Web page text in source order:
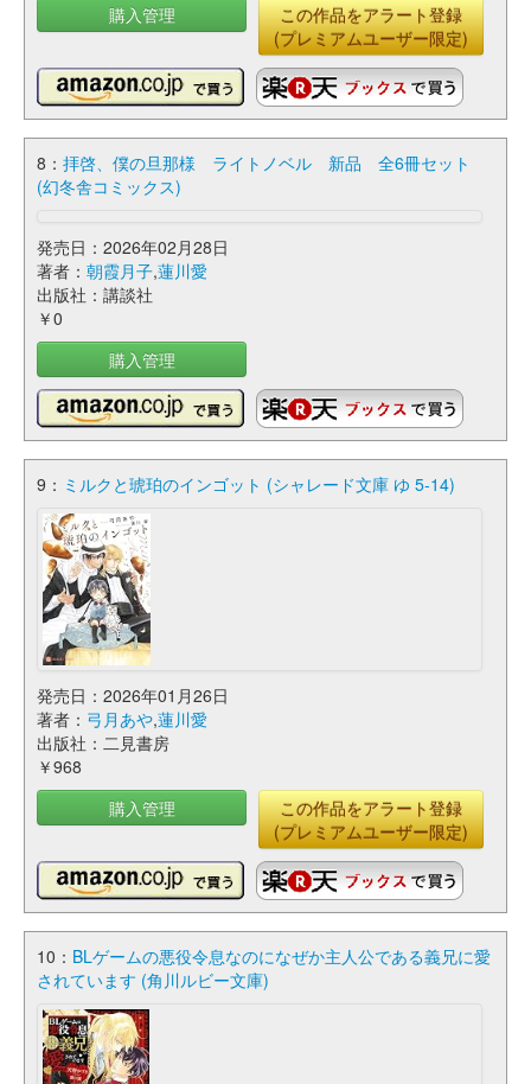
購入管理
この作品をアラート登録
(プレミアムユーザー限定)
8： 拝啓、僕の旦那様 ライトノベル 新品 全6冊セット
(幻冬舎コミックス)
発売日：2026年02月28日
著者： 朝霞月子,蓮川愛
出版社：講談社
￥0
購入管理
9： ミルクと琥珀のインゴット (シャレード文庫 ゆ 5-14)
発売日：2026年01月26日
著者： 弓月あや,蓮川愛
出版社：二見書房
￥968
購入管理
この作品をアラート登録
(プレミアムユーザー限定)
10： BLゲームの悪役令息なのになぜか主人公である義兄に愛
されています (角川ルビー文庫)